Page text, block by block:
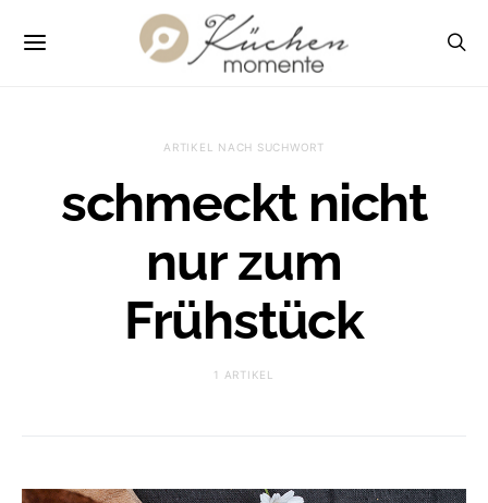
ARTIKEL NACH SUCHWORT
schmeckt nicht
nur zum
Frühstück
1 ARTIKEL